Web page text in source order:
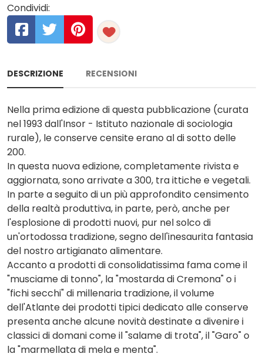
Condividi:
DESCRIZIONE RECENSIONI
Nella prima edizione di questa pubblicazione (curata
nel 1993 dall'Insor - Istituto nazionale di sociologia
rurale), le conserve censite erano al di sotto delle
200.
In questa nuova edizione, completamente rivista e
aggiornata, sono arrivate a 300, tra ittiche e vegetali.
In parte a seguito di un più approfondito censimento
della realtà produttiva, in parte, però, anche per
l'esplosione di prodotti nuovi, pur nel solco di
un'ortodossa tradizione, segno dell'inesaurita fantasia
del nostro artigianato alimentare.
Accanto a prodotti di consolidatissima fama come il
"musciame di tonno", la "mostarda di Cremona" o i
"fichi secchi" di millenaria tradizione, il volume
dell'Atlante dei prodotti tipici dedicato alle conserve
presenta anche alcune novità destinate a divenire i
classici di domani come il "salame di trota", il "Garo" o
la "marmellata di mela e menta".